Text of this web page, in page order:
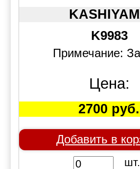
K9983
Примечание:
Цена:
2700 руб.
Добавить в
шт.